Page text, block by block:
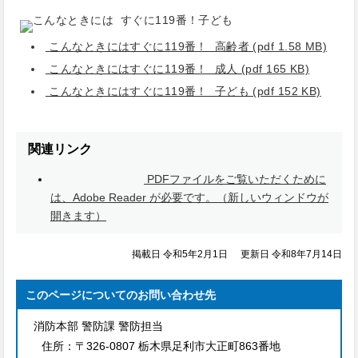
こんなときにはすぐに119番！ 高齢者 (pdf 1.58 MB)
こんなときにはすぐに119番！ 成人 (pdf 165 KB)
こんなときにはすぐに119番！ 子ども (pdf 152 KB)
関連リンク
PDFファイルをご覧いただくために
は、Adobe Reader が必要です。（新しいウィンドウが
開きます）
掲載日 令和5年2月1日 更新日 令和8年7月14日
このページについてのお問い合わせ先
消防本部 警防課 警防担当
住所： 〒326-0807 栃木県足利市大正町863番地